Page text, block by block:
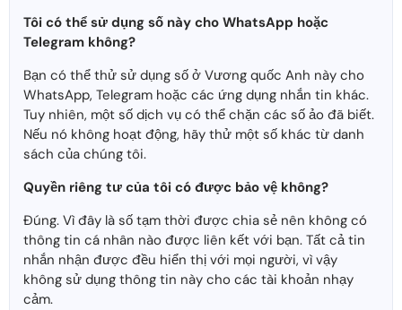
Tôi có thể sử dụng số này cho WhatsApp hoặc
Telegram không?
Bạn có thể thử sử dụng số ở Vương quốc Anh này cho
WhatsApp, Telegram hoặc các ứng dụng nhắn tin khác.
Tuy nhiên, một số dịch vụ có thể chặn các số ảo đã biết.
Nếu nó không hoạt động, hãy thử một số khác từ danh
sách của chúng tôi.
Quyền riêng tư của tôi có được bảo vệ không?
Đúng. Vì đây là số tạm thời được chia sẻ nên không có
thông tin cá nhân nào được liên kết với bạn. Tất cả tin
nhắn nhận được đều hiển thị với mọi người, vì vậy
không sử dụng thông tin này cho các tài khoản nhạy
cảm.